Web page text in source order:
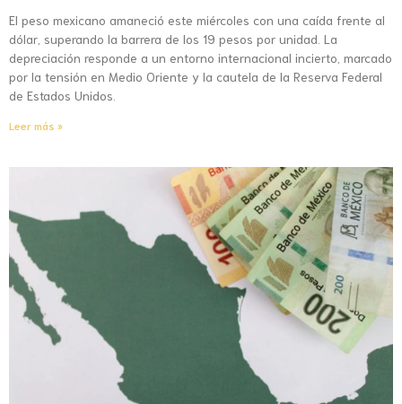
El peso mexicano amaneció este miércoles con una caída frente al
dólar, superando la barrera de los 19 pesos por unidad. La
depreciación responde a un entorno internacional incierto, marcado
por la tensión en Medio Oriente y la cautela de la Reserva Federal
de Estados Unidos.
Leer más »